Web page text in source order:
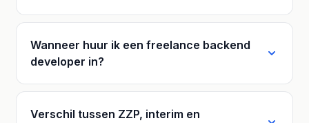
Wanneer huur ik een freelance backend
developer in?
Verschil tussen ZZP, interim en